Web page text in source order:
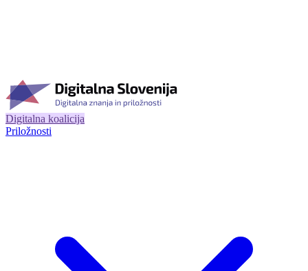
Digitalna koalicija
Priložnosti